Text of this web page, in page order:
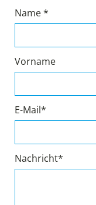
Name *
Vorname
E-Mail*
Nachricht*